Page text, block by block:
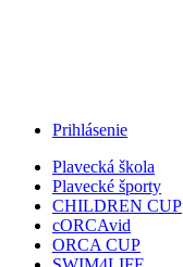
Prihlásenie
Plavecká škola
Plavecké športy
CHILDREN CUP
cORCAvid
ORCA CUP